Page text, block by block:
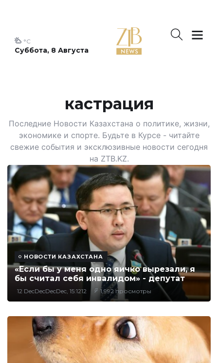
Суббота, 8 Августа
°C
кастрация
Последние Новости Казахстана о политике, жизни,
экономике и спорте. Будьте в Курсе - читайте
свежие события и эксклюзивные новости сегодня
на ZTB.KZ.
НОВОСТИ КАЗАХСТАНА
«Если бы у меня одно яичко вырезали, я
бы считал себя инвалидом» - депутат
12 DecDecDecDec, 15:1212 1,992 просмотры